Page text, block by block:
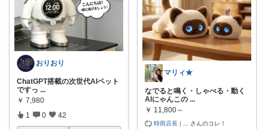
おりおり
ChatGPT搭載の次世代AIペット
ですっ ...
￥ 7,980
1 0 42
マリィ★
なでると鳴く・しゃべる・動く
AIにゃんこの ...
￥ 11,800～
時雨店長 | さんのコレ！